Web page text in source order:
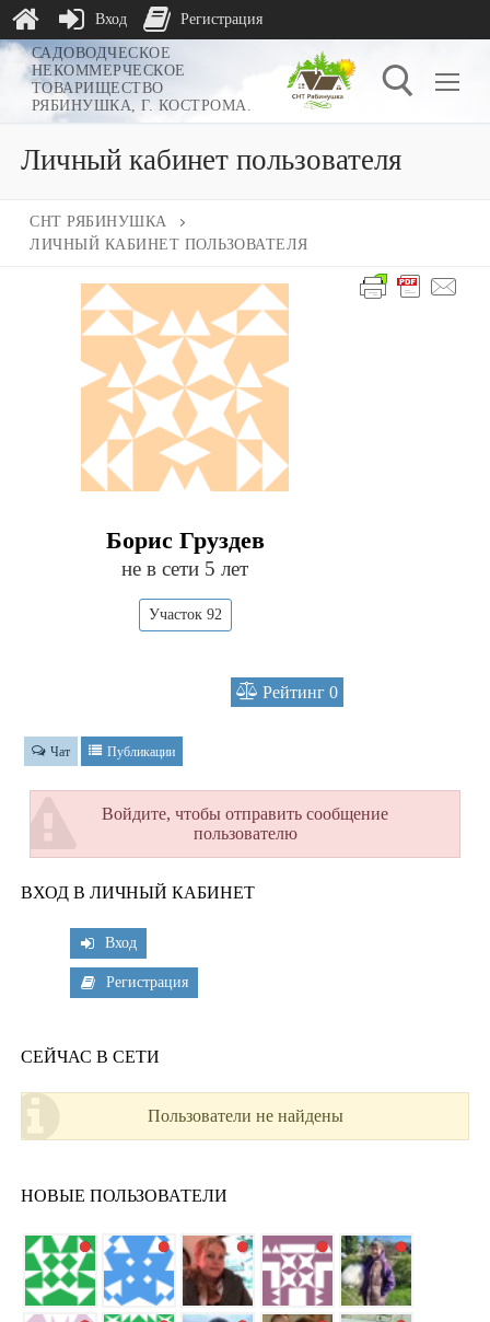
Перейти
содержимому
САДОВОДЧЕСКОЕ
НЕКОММЕРЧЕСКОЕ
ТОВАРИЩЕСТВО
РЯБИНУШКА, Г. КОСТРОМА.
Личный кабинет пользователя
СНТ РЯБИНУШКА
ЛИЧНЫЙ КАБИНЕТ ПОЛЬЗОВАТЕЛЯ
Борис Груздев
не в сети 5 лет
Участок 92
Рейтинг 0
Чат Публикации
Войдите, чтобы отправить сообщение
пользователю
ВХОД В ЛИЧНЫЙ КАБИНЕТ
Вход
Регистрация
СЕЙЧАС В СЕТИ
Пользователи не найдены
НОВЫЕ ПОЛЬЗОВАТЕЛИ
Вход Регистрация